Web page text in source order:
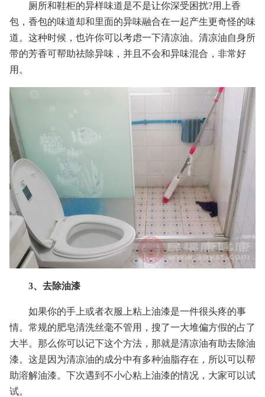
厕所和鞋柜的异样味道是不是让你深受困扰?用上香
包，香包的味道却和里面的异味融合在一起产生更奇怪的味
道。这种时候，也许你可以考虑一下清凉油。清凉油自身所
带的芳香可帮助祛除异味，并且不会和异味混合，非常好
用。
3、去除油漆
如果你的手上或者衣服上粘上油漆是一件很头疼的事
情。常规的肥皂清洗丝毫不管用，搜了一大堆偏方假的占了
大半。那么你可以记下这个方法，那就是清凉油有助去除油
漆。这是因为清凉油的成分中有多种油脂存在，所以可以帮
助溶解油漆。下次遇到不小心粘上油漆的情况，大家可以试
试。